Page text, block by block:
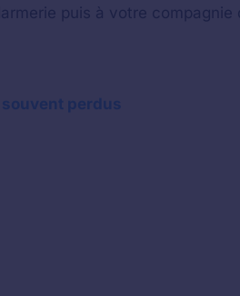
puis à votre compagnie
perdus